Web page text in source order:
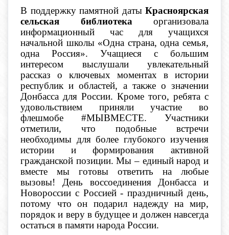
В поддержку памятной даты Красноярская
сельская библиотека организовала
информационный час для учащихся
начальной школы «Одна страна, одна семья,
одна Россия». Учащиеся с большим
интересом выслушали увлекательный
рассказ о ключевых моментах в истории
республик и областей, а также о значении
Донбасса для России. Кроме того, ребята с
удовольствием приняли участие во
флешмобе #МЫВМЕСТЕ. Участники
отметили, что подобные встречи
необходимы для более глубокого изучения
истории и формирования активной
гражданской позиции. Мы – единый народ и
вместе мы готовы ответить на любые
вызовы! День воссоединения Донбасса и
Новороссии с Россией - праздничный день,
потому что он подарил надежду на мир,
порядок и веру в будущее и должен навсегда
остаться в памяти народа России.